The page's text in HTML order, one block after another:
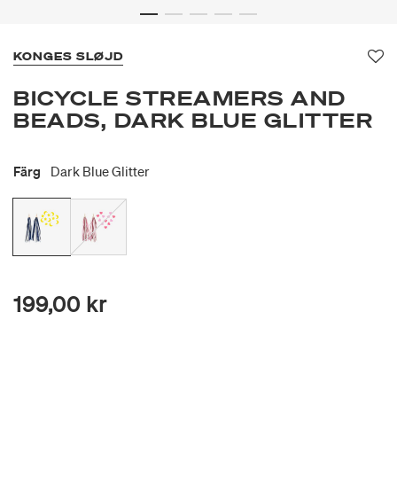
KONGES SLØJD
BICYCLE STREAMERS AND
BEADS, DARK BLUE GLITTER
Färg Dark Blue Glitter
199,00 kr